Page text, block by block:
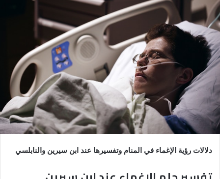
دلالات رؤية الإغماء في المنام وتفسيرها عند ابن سيرين والنابلسي